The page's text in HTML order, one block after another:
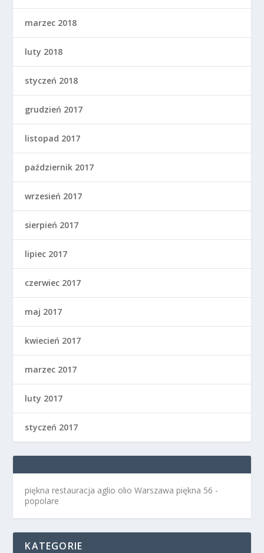
marzec 2018
luty 2018
styczeń 2018
grudzień 2017
listopad 2017
październik 2017
wrzesień 2017
sierpień 2017
lipiec 2017
czerwiec 2017
maj 2017
kwiecień 2017
marzec 2017
luty 2017
styczeń 2017
piękna restauracja aglio olio Warszawa piękna 56 -
popolare
KATEGORIE